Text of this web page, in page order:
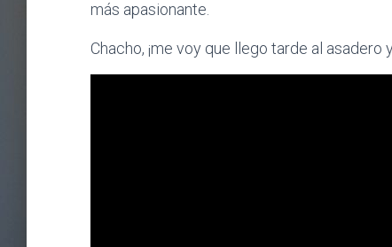
más apasionante.
Chacho, ¡me voy que llego tarde al asadero